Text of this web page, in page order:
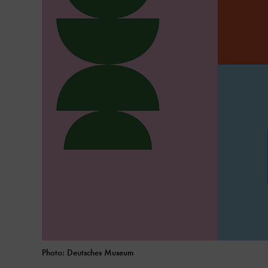
Photo: Deutsches Museum